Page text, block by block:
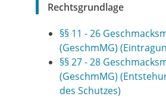
Rechtsgrundlage
§§ 11 - 26
(GeschmMG)
§§ 27 - 28
(GeschmMG)
des Schutzes)